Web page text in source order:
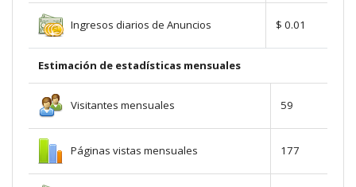
Ingresos diarios de Anuncios $ 0.01
Estimación de estadísticas mensuales
Visitantes mensuales 59
Páginas vistas mensuales 177